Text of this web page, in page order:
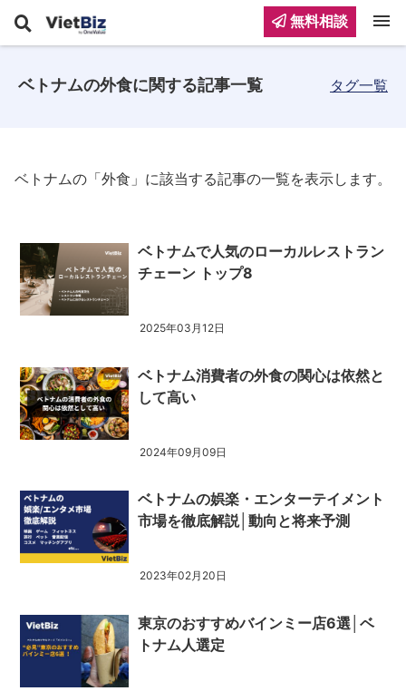
ベトナムの外食に関する記事一覧 タグ一覧
ベトナムの「外食」に該当する記事の一覧を表示します。
ベトナムで人気のローカルレストラン
チェーン トップ8
2025年03月12日
ベトナム消費者の外食の関心は依然と
して高い
2024年09月09日
ベトナムの娯楽・エンターテイメント
市場を徹底解説│動向と将来予測
2023年02月20日
東京のおすすめバインミー店6選│ベ
トナム人選定
無料相談 menu